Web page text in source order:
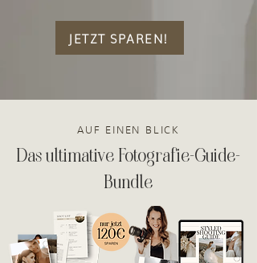
JETZT SPAREN!
AUF EINEN BLICK
Das ultimative Fotografie-Guide-
Bundle